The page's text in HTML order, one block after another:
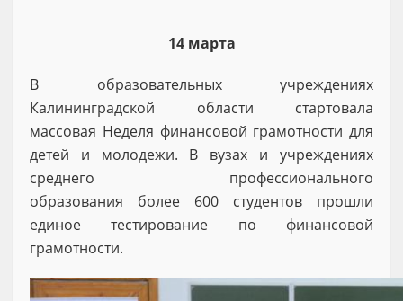
14 марта
В образовательных учреждениях
Калининградской области стартовала
массовая Неделя финансовой грамотности для
детей и молодежи. В вузах и учреждениях
среднего профессионального
образования более 600 студентов прошли
единое тестирование по финансовой
грамотности.